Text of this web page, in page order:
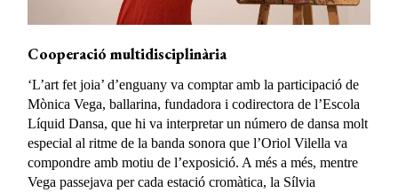
Cooperació multidisciplinària
‘L’art fet joia’ d’enguany va comptar amb la participació de
Mònica Vega, ballarina, fundadora i codirectora de l’Escola
Líquid Dansa, que hi va interpretar un número de dansa molt
especial al ritme de la banda sonora que l’Oriol Vilella va
compondre amb motiu de l’exposició. A més a més, mentre
Vega passejava per cada estació cromàtica, la Sílvia